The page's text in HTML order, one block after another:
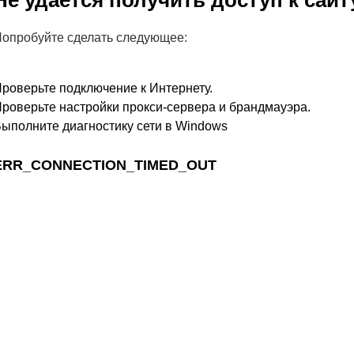
сделать следующее:
подключение к Интернету.
настройки прокси-сервера и брандмауэра.
диагностику сети в Windows